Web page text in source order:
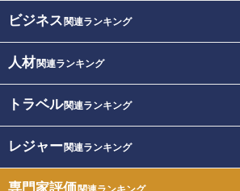
ビジネス 関連ランキング
人材関連ランキング
トラベル関連ランキング
レジャー関連ランキング